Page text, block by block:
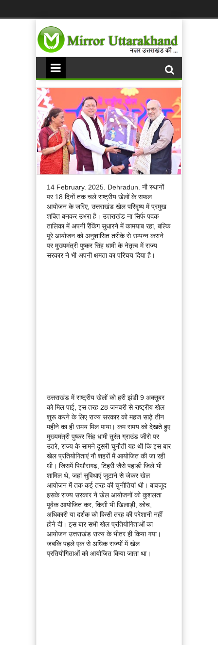
14 February. 2025. Dehradun. नौ स्थानों
पर 18 दिनों तक चले राष्ट्रीय खेलों के सफल
आयोजन के जरिए, उत्तराखंड खेल परिदृष्य में प्रमुख
शक्ति बनकर उभरा है। उत्तराखंड ना सिर्फ पदक
तालिका में अपनी रैंकिंग सुधारने में कामयाब रहा, बल्कि
पूरे आयोजन को अनुशासित तरीके से सम्पन्न कराने
पर मुख्यमंत्री पुष्कर सिंह धामी के नेतृत्व में राज्य
सरकार ने भी अपनी क्षमता का परिचय दिया है।
उत्तराखंड में राष्ट्रीय खेलों को हरी झंडी 9 अक्तूबर
को मिल पाई, इस तरह 28 जनवरी से राष्ट्रीय खेल
शुरू करने के लिए राज्य सरकार को महज साढ़े तीन
महीने का ही समय मिल पाया। कम समय को देखते हुए
मुख्यमंत्री पुष्कर सिंह धामी तुरंत ग्राउंड जीरो पर
उतरे, राज्य के सामने दूसरी चुनौती यह थी कि इस बार
खेल प्रतियोगिताएं नौ शहरों में आयोजित की जा रही
थी। जिसमें पिथौरागढ़, टिहरी जैसे पहाड़ी जिले भी
शामिल थे, जहां सुविधाएं जुटाने से जेकर खेल
आयोजन में तक कई तरह की चुनौतियां थी। बावजूद
इसके राज्य सरकार ने खेल आयोजनों को कुशलता
पूर्वक आयोजित कर, किसी भी खिलाड़ी, कोच,
अधिकारी या दर्शक को किसी तरह की परेशानी नहीं
होने दी। इस बार सभी खेल प्रतियोगिताओं का
आयोजन उत्तराखंड राज्य के भीतर ही किया गया।
जबकि पहले एक से अधिक राज्यों में खेल
प्रतियोगिताओं को आयोजित किया जाता था।